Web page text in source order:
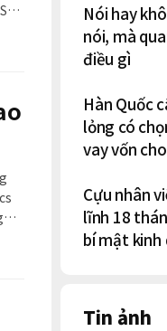
Nói hay
nói, mà
điều gì
Hàn Quốc
lỏng có
vay vốn
Cựu nhân
lĩnh 18
bí mật kinh
Tin ảnh